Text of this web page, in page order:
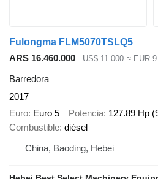
Fulongma FLM5070TSLQ5
ARS 16.460.000
US$ 11.000 ≈ EUR
Barredora
2017
Euro Euro 5 Potencia 127.89 Hp
Combustible diésel
China, Baoding, Hebei